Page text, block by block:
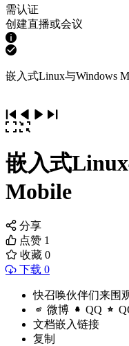
需认证
创建直播或会议
嵌入式Linux与Windows
嵌入式
Mobile
分享
点赞 1
收藏 0
下载 0
快召唤伙伴们来围
微博 QQ
文档嵌入链接
复制